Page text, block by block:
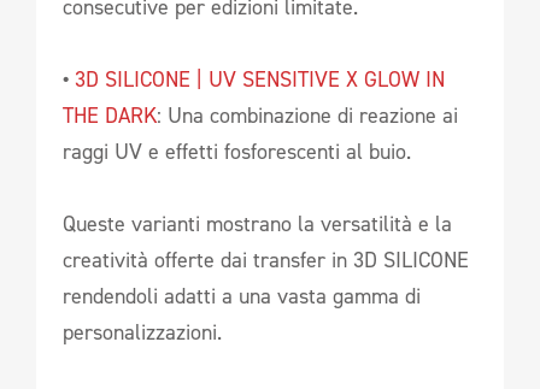
consecutive per edizioni limitate.
• 3D SILICONE | UV SENSITIVE X GLOW IN
THE DARK: Una combinazione di reazione ai
raggi UV e effetti fosforescenti al buio.
Queste varianti mostrano la versatilità e la
creatività offerte dai transfer in 3D SILICONE
rendendoli adatti a una vasta gamma di
personalizzazioni.